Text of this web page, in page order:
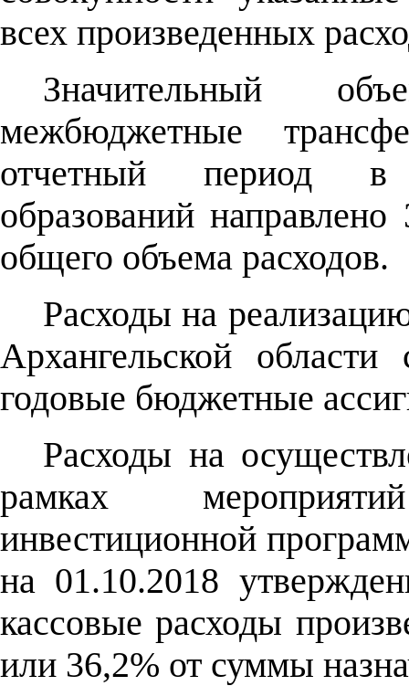
всех произведенных
Значительный
межбюджетные
отчетный период в
образований
общего объема расходов.
Расходы на
Архангельской
годовые бюджетные
Расходы на
рамках
инвестиционной
на 01.10.2018
кассовые расходы
или 36,2% от суммы